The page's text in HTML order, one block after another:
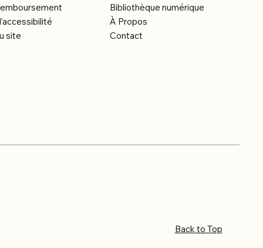
site
Bibliothèque numérique
À Propos
Contact
Back to Top